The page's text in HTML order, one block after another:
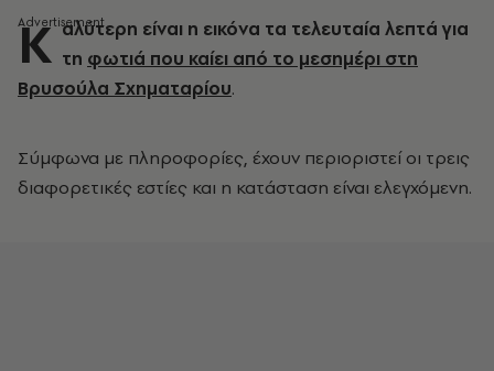
Κ αλύτερη είναι η εικόνα τα τελευταία λεπτά για
τη φωτιά που καίει από το μεσημέρι στη
Βρυσούλα Σχηματαρίου.
Σύμφωνα με πληροφορίες, έχουν περιοριστεί οι τρεις
διαφορετικές εστίες και η κατάσταση είναι ελεγχόμενη.